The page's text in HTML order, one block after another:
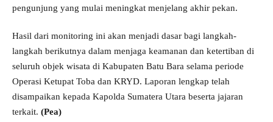
pengunjung yang mulai meningkat menjelang akhir pekan.
Hasil dari monitoring ini akan menjadi dasar bagi langkah-
langkah berikutnya dalam menjaga keamanan dan ketertiban di
seluruh objek wisata di Kabupaten Batu Bara selama periode
Operasi Ketupat Toba dan KRYD. Laporan lengkap telah
disampaikan kepada Kapolda Sumatera Utara beserta jajaran
terkait. (Pea)